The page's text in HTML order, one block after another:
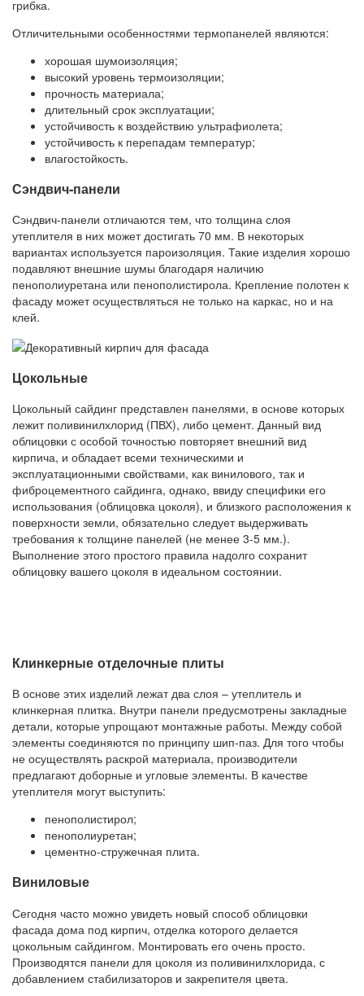
грибка.
Отличительными особенностями термопанелей являются:
хорошая шумоизоляция;
высокий уровень термоизоляции;
прочность материала;
длительный срок эксплуатации;
устойчивость к воздействию ультрафиолета;
устойчивость к перепадам температур;
влагостойкость.
Сэндвич-панели
Сэндвич-панели отличаются тем, что толщина слоя
утеплителя в них может достигать 70 мм. В некоторых
вариантах используется пароизоляция. Такие изделия хорошо
подавляют внешние шумы благодаря наличию
пенополиуретана или пенополистирола. Крепление полотен к
фасаду может осуществляться не только на каркас, но и на
клей.
Цокольные
Цокольный сайдинг представлен панелями, в основе которых
лежит поливинилхлорид (ПВХ), либо цемент. Данный вид
облицовки с особой точностью повторяет внешний вид
кирпича, и обладает всеми техническими и
эксплуатационными свойствами, как винилового, так и
фиброцементного сайдинга, однако, ввиду специфики его
использования (облицовка цоколя), и близкого расположения к
поверхности земли, обязательно следует выдерживать
требования к толщине панелей (не менее 3-5 мм.).
Выполнение этого простого правила надолго сохранит
облицовку вашего цоколя в идеальном состоянии.
Клинкерные отделочные плиты
В основе этих изделий лежат два слоя – утеплитель и
клинкерная плитка. Внутри панели предусмотрены закладные
детали, которые упрощают монтажные работы. Между собой
элементы соединяются по принципу шип-паз. Для того чтобы
не осуществлять раскрой материала, производители
предлагают доборные и угловые элементы. В качестве
утеплителя могут выступить:
пенополистирол;
пенополиуретан;
цементно-стружечная плита.
Виниловые
Сегодня часто можно увидеть новый способ облицовки
фасада дома под кирпич, отделка которого делается
цокольным сайдингом. Монтировать его очень просто.
Производятся панели для цоколя из поливинилхлорида, с
добавлением стабилизаторов и закрепителя цвета.